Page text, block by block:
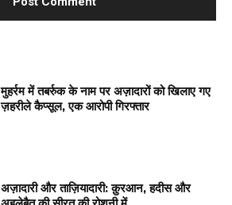
मुहर्रम में तबर्रुक के नाम पर अज़ादारों को खिलाए गए
ज़हरीले कैप्सूल, एक आरोपी गिरफ्तार
अज़ादारी और ताज़ियादारी: क़ुरआन, हदीस और